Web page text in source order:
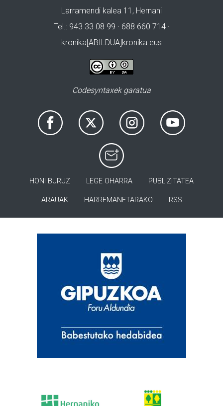
Larramendi kalea 11, Hernani
Tel.: 943 33 08 99 · 688 660 714 ·
kronika[ABILDUA]kronika.eus
Codesyntaxek garatua
HONI BURUZ LEGE OHARRA PUBLIZITATEA
ARAUAK HARREMANETARAKO RSS